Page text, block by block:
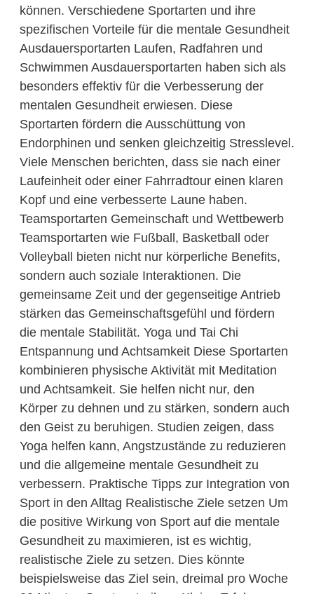
können. Verschiedene Sportarten und ihre
spezifischen Vorteile für die mentale Gesundheit
Ausdauersportarten Laufen, Radfahren und
Schwimmen Ausdauersportarten haben sich als
besonders effektiv für die Verbesserung der
mentalen Gesundheit erwiesen. Diese
Sportarten fördern die Ausschüttung von
Endorphinen und senken gleichzeitig Stresslevel.
Viele Menschen berichten, dass sie nach einer
Laufeinheit oder einer Fahrradtour einen klaren
Kopf und eine verbesserte Laune haben.
Teamsportarten Gemeinschaft und Wettbewerb
Teamsportarten wie Fußball, Basketball oder
Volleyball bieten nicht nur körperliche Benefits,
sondern auch soziale Interaktionen. Die
gemeinsame Zeit und der gegenseitige Antrieb
stärken das Gemeinschaftsgefühl und fördern
die mentale Stabilität. Yoga und Tai Chi
Entspannung und Achtsamkeit Diese Sportarten
kombinieren physische Aktivität mit Meditation
und Achtsamkeit. Sie helfen nicht nur, den
Körper zu dehnen und zu stärken, sondern auch
den Geist zu beruhigen. Studien zeigen, dass
Yoga helfen kann, Angstzustände zu reduzieren
und die allgemeine mentale Gesundheit zu
verbessern. Praktische Tipps zur Integration von
Sport in den Alltag Realistische Ziele setzen Um
die positive Wirkung von Sport auf die mentale
Gesundheit zu maximieren, ist es wichtig,
realistische Ziele zu setzen. Dies könnte
beispielsweise das Ziel sein, dreimal pro Woche